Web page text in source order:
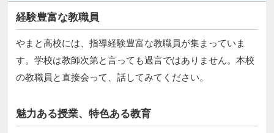
経験豊富な教職員
やまと高校には、指導経験豊富な教職員が集まっていま
す。学校は教師次第と言っても過言ではありません。本校
の教職員と直接会って、話してみてください。
魅力ある授業、特色ある教育